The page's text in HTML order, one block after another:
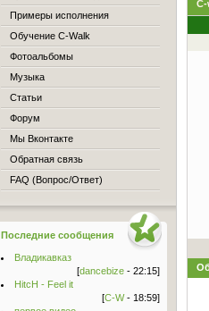
Примеры исполнения
Обучение C-Walk
Фотоальбомы
Музыка
Статьи
Форум
Мы Вконтакте
Обратная связь
FAQ (Вопрос/Ответ)
Последние сообщения
Владикавказ
[dancebize- 22:15]
HitcH - Feel it
[C-W- 18:59]